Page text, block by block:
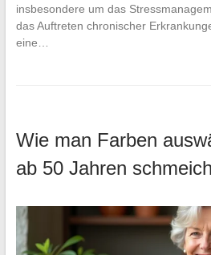
insbesondere um das
das Auftreten chronischer
eine…
Wie man Farben
ab 50 Jahren